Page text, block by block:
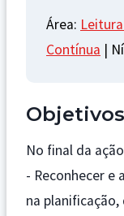
Área:
Contínua |
Objetivos
No final da
- Reconhecer
na